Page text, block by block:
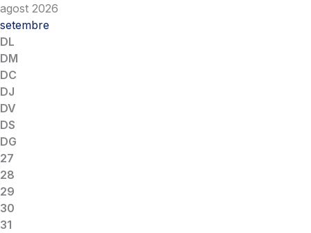
agost 2026
setembre
DL
DM
DC
DJ
DV
DS
DG
27
28
29
30
31